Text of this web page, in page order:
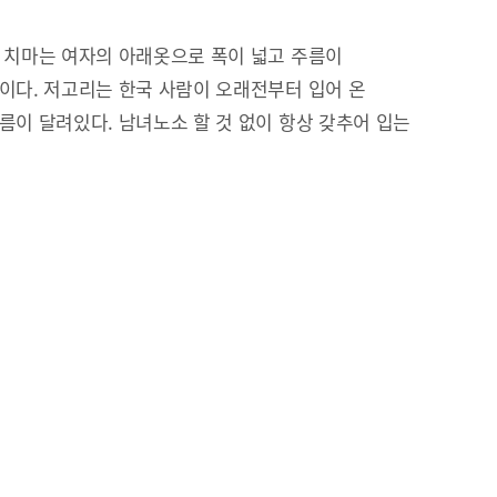
마는 여자의 아래옷으로 폭이 넓고 주름이
다. 저고리는 한국 사람이 오래전부터 입어 온
이 달려있다. 남녀노소 할 것 없이 항상 갖추어 입는